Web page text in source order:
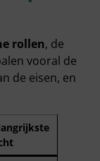
rollen, de
vooral de
de eisen, en